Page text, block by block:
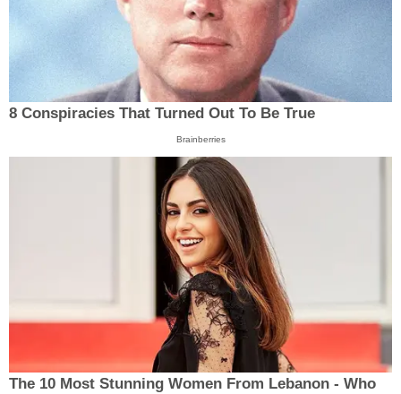
8 Conspiracies That Turned Out To Be True
Brainberries
The 10 Most Stunning Women From Lebanon - Who